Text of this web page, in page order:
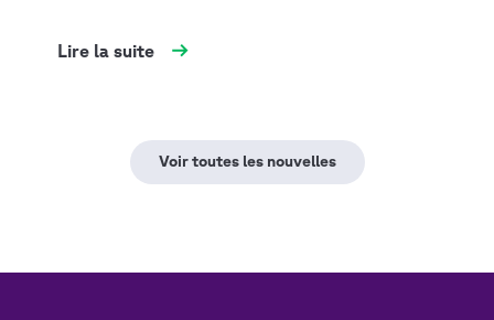
Lire la suite
Voir toutes les nouvelles